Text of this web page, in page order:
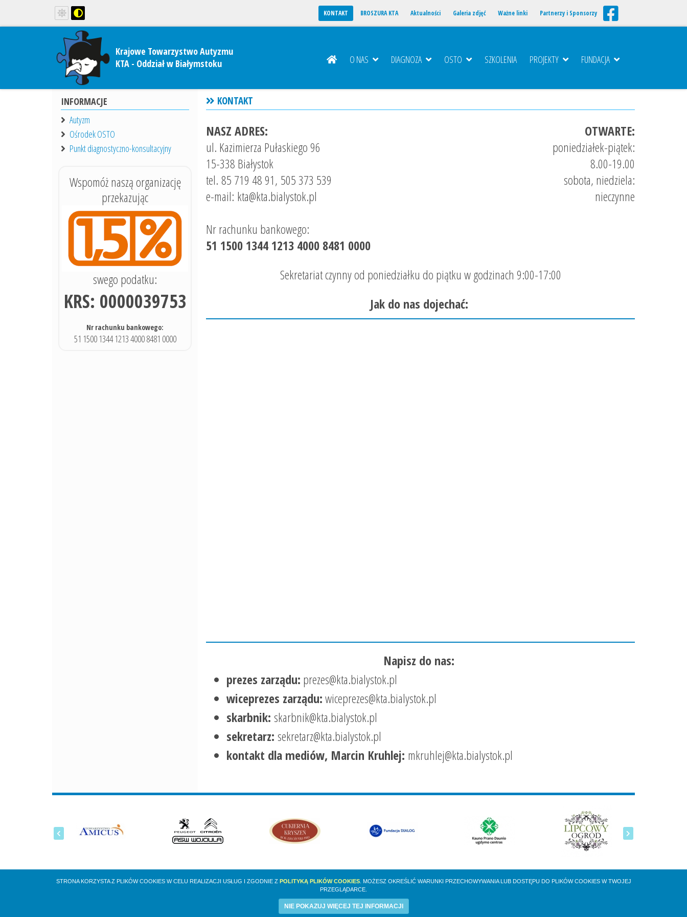
KONTAKT BROSZURA KTA Aktualności Galeria zdjęć Ważne linki Partnerzy i Sponsorzy
Krajowe Towarzystwo Autyzmu
KTA - Oddział w Białymstoku
O NAS DIAGNOZA OSTO SZKOLENIA PROJEKTY FUNDACJA
INFORMACJE
Autyzm
Ośrodek OSTO
Punkt diagnostyczno-konsultacyjny
Wspomóż naszą organizację
przekazując
swego podatku:
KRS: 0000039753
Nr rachunku bankowego:
51 1500 1344 1213 4000 8481 0000
KONTAKT
NASZ ADRES:
ul. Kazimierza Pułaskiego 96
15-338 Białystok
tel. 85 719 48 91, 505 373 539
e-mail: kta@kta.bialystok.pl
Nr rachunku bankowego:
51 1500 1344 1213 4000 8481 0000
OTWARTE:
poniedziałek-piątek:
8.00-19.00
sobota, niedziela:
nieczynne
Sekretariat czynny od poniedziałku do piątku w godzinach 9:00-17:00
Jak do nas dojechać:
Napisz do nas:
prezes zarządu: prezes@kta.bialystok.pl
wiceprezes zarządu:wiceprezes@kta.bialystok.pl
skarbnik: skarbnik@kta.bialystok.pl
sekretarz: sekretarz@kta.bialystok.pl
kontakt dla mediów, Marcin Kruhlej: mkruhlej@kta.bialystok.pl
STRONA KORZYSTA Z PLIKÓW COOKIES W CELU REALIZACJI USŁUG I ZGODNIE Z POLITYKĄ PLIKÓW COOKIES. MOŻESZ OKREŚLIĆ WARUNKI PRZECHOWYWANIA LUB DOSTĘPU DO PLIKÓW COOKIES W TWOJEJ
PRZEGLĄDARCE.
NIE POKAZUJ WIĘCEJ TEJ INFORMACJI